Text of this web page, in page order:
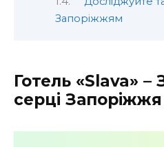
Запоріжжям
Готель «Slava»
серці Запоріжжя